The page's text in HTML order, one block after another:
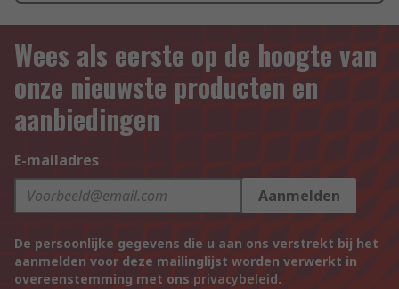
Wees als eerste op de hoogte van
onze nieuwste producten en
aanbiedingen
E-mailadres
Aanmelden
De persoonlijke gegevens die u aan ons verstrekt bij het
aanmelden voor deze mailinglijst worden verwerkt in
overeenstemming met ons privacybeleid.